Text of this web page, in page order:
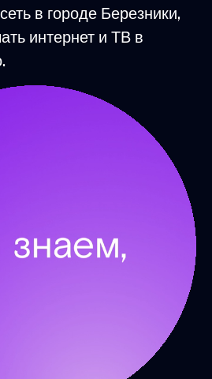
в городе Березники,
интернет и ТВ в